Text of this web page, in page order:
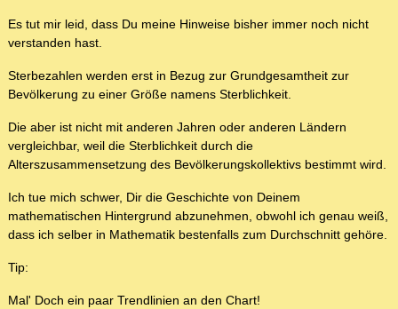
Es tut mir leid, dass Du meine Hinweise bisher immer noch nicht
verstanden hast.
Sterbezahlen werden erst in Bezug zur Grundgesamtheit zur
Bevölkerung zu einer Größe namens Sterblichkeit.
Die aber ist nicht mit anderen Jahren oder anderen Ländern
vergleichbar, weil die Sterblichkeit durch die
Alterszusammensetzung des Bevölkerungskollektivs bestimmt wird.
Ich tue mich schwer, Dir die Geschichte von Deinem
mathematischen Hintergrund abzunehmen, obwohl ich genau weiß,
dass ich selber in Mathematik bestenfalls zum Durchschnitt gehöre.
Tip:
Mal' Doch ein paar Trendlinien an den Chart!